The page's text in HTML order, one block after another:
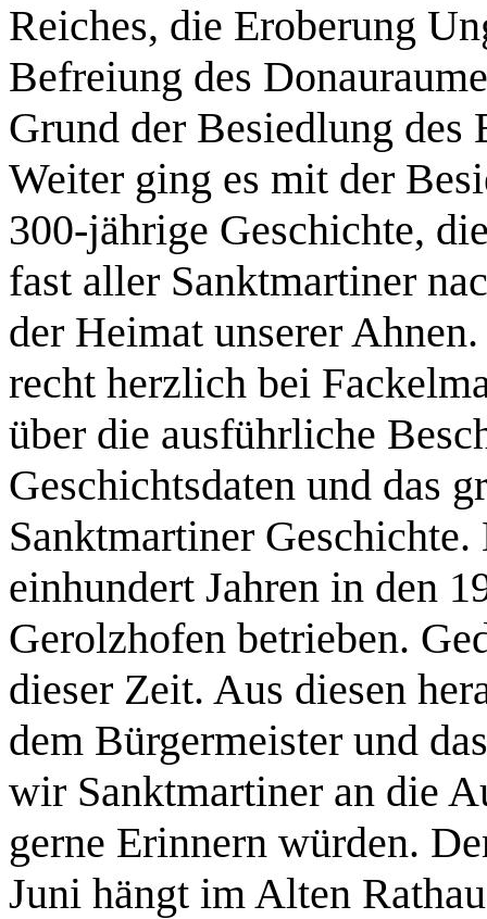
Reiches, die Eroberung
Befreiung des
Grund der Besiedlung des
Weiter ging es mit der
300-jährige Geschichte,
fast aller Sanktmartiner
der Heimat unserer
recht herzlich bei
über die ausführliche
Geschichtsdaten und das
Sanktmartiner
einhundert Jahren in den
Gerolzhofen betrieben.
dieser Zeit. Aus diesen
dem Bürgermeister und
wir Sanktmartiner an die
gerne Erinnern würden.
Juni hängt im Alten